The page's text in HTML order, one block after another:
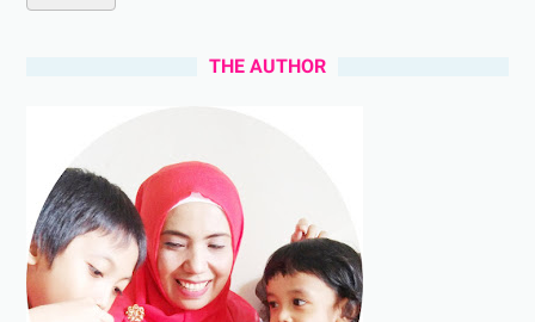
THE AUTHOR